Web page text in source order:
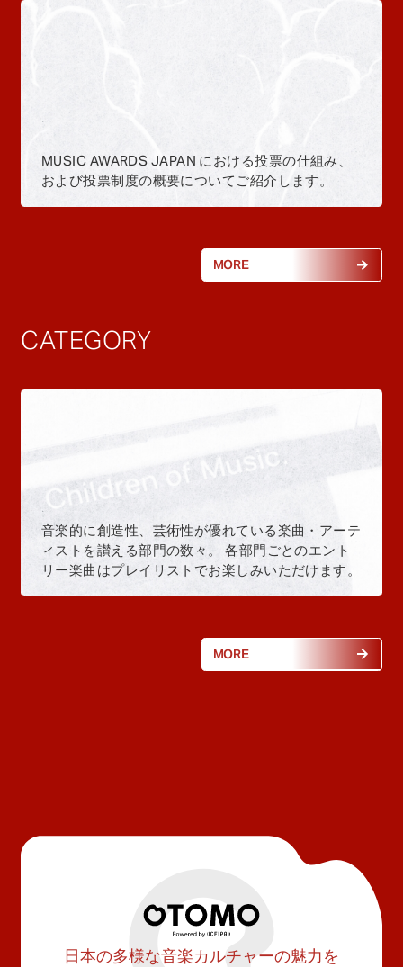
MUSIC AWARDS JAPAN における投票の仕組み、
および投票制度の概要についてご紹介します。
MORE
CATEGORY
音楽的に創造性、芸術性が優れている楽曲・アーテ
ィストを讃える部門の数々。 各部門ごとのエント
リー楽曲はプレイリストでお楽しみいただけます。
MORE
日本の多様な音楽カルチャーの魅力を